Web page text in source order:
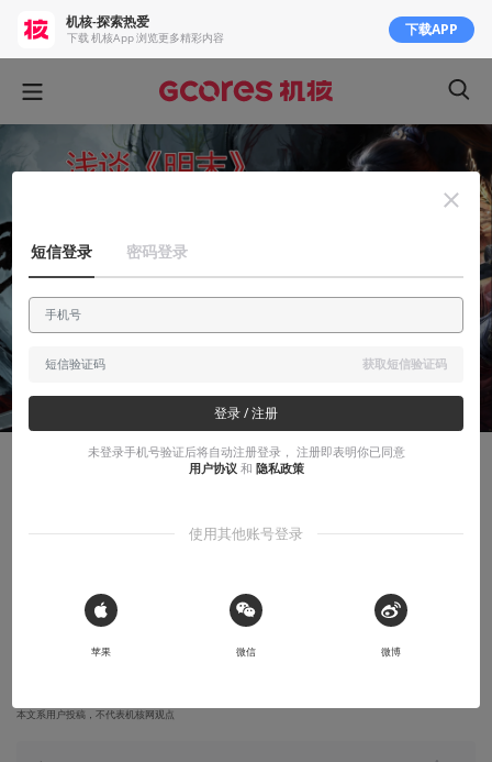
仿“魂”的《明末》哪里味道不对，简单分析
通过《明末》聊聊怪物设计中的一些经验和细节
IKAROSSS
本文系用户投稿，不代表机核网观点
机核-探索热爱
下载 机核App 浏览更多精彩内容 下载APP
短信登录 密码登录
获取短信验证码
登录 / 注册
未登录手机号验证后将自动注册登录， 注册即表明你已同意
用户协议 和 隐私政策
使用其他账号登录
 Sign in with Apple
苹果 微信 微博